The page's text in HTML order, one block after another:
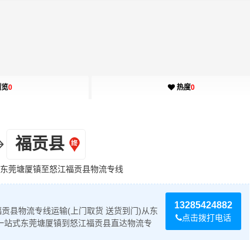
览0 热度0
福贡县
莞塘厦镇至怒江福贡县物流专线
13285424882
点击拨打电话
县物流专线运输(上门取货 送货到门)从东
式东莞塘厦镇到怒江福贡县直达物流专